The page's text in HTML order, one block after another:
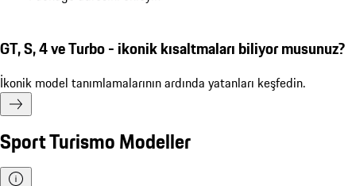
GT, S, 4 ve Turbo - ikonik kısaltmaları biliyor musunuz?
İkonik model tanımlamalarının ardında yatanları keşfedin.
Sport Turismo Modeller